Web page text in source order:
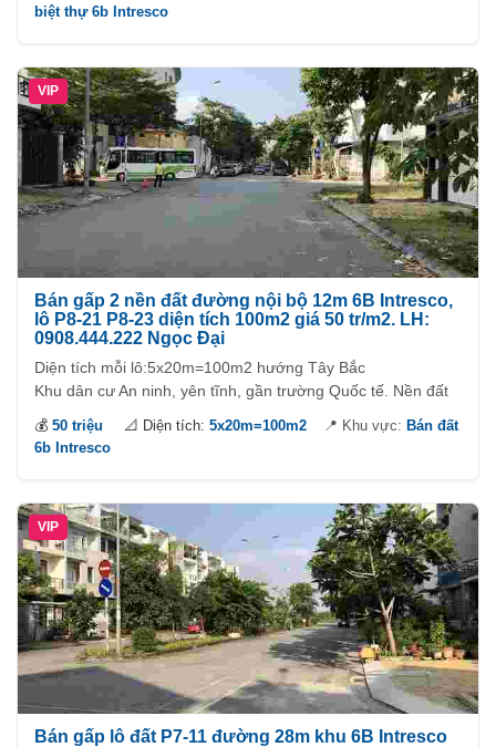
biệt thự 6b Intresco
VIP
Bán gấp 2 nền đất đường nội bộ 12m 6B Intresco,
lô P8-21 P8-23 diện tích 100m2 giá 50 tr/m2. LH:
0908.444.222 Ngọc Đại
Diện tích mỗi lô:5x20m=100m2 hướng Tây Bắc
Khu dân cư An ninh, yên tĩnh, gần trường Quốc tế. Nền đất
nằm trên trục đường 2B gần công viên bờ sông thuận tiện đi
tập thể dục.
💰 50 triệu 📐 Diện tích: 5x20m=100m2 📍 Khu vực: Bán đất
6b Intresco
VIP
Bán gấp lô đất P7-11 đường 28m khu 6B Intresco